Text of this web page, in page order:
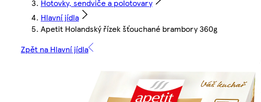
Hotovky, sendviče a polotovary
Hlavní jídla
Apetit Holandský řízek šťouchané brambory 360g
Zpět na Hlavní jídla